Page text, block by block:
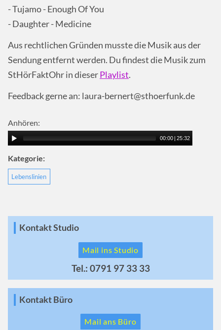
- Tujamo - Enough Of You
- Daughter - Medicine
Aus rechtlichen Gründen musste die Musik aus der
Sendung entfernt werden. Du findest die Musik zum
StHörFaktOhr in dieserPlaylist.
Feedback gerne an: laura-bernert@sthoerfunk.de
Anhören:
00:00 | 25:32
Kategorie:
Lebenslinien
Kontakt Studio
Mail ins Studio
Tel.: 0791 97 33 33
Kontakt Büro
Mail ans Büro